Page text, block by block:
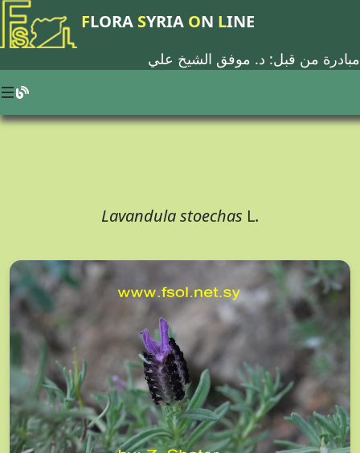
FLORA SYRIA ON LINE
مبادرة من قبل: د. موفق الشيخ علي
Lavandula stoechas L.